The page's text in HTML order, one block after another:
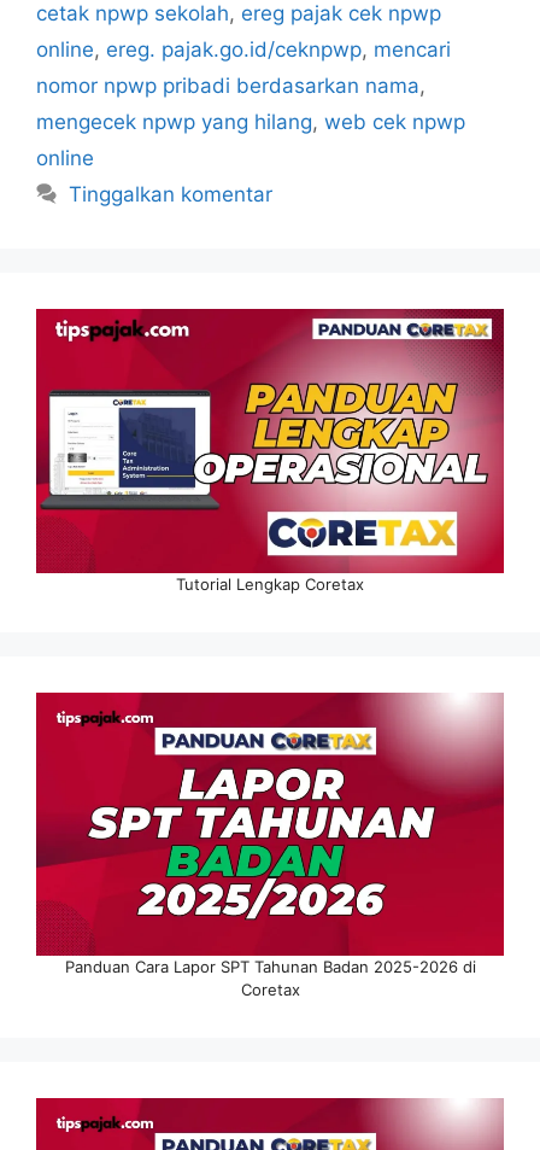
cetak npwp sekolah, ereg pajak cek npwp
online, ereg. pajak.go.id/ceknpwp, mencari
nomor npwp pribadi berdasarkan nama,
mengecek npwp yang hilang, web cek npwp
online
Tinggalkan komentar
Tutorial Lengkap Coretax
Panduan Cara Lapor SPT Tahunan Badan 2025-2026 di
Coretax